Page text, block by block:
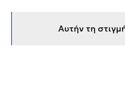
Αυτήν τη